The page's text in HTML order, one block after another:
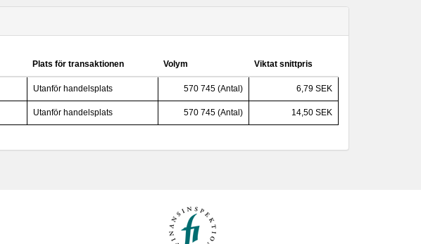
Plats för transaktionen Volym Viktat snittpris
Utanför handelsplats 570 745 (Antal) 6,79 SEK
Utanför handelsplats 570 745 (Antal) 14,50 SEK